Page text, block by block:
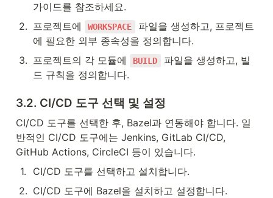
가이드를 참조하세요.
2. 프로젝트에 WORKSPACE
파일을 생성하고, 프로젝트
에 필요한 외부 종속성을 정의합니다.
3. 프로젝트의 각 모듈에 BUILD
파일을 생성하고, 빌
드 규칙을 정의합니다.
3.2. CI/CD 도구 선택 및 설정
CI/CD 도구를 선택한 후, Bazel과 연동해야 합니다. 일
반적인 CI/CD 도구에는 Jenkins, GitLab CI/CD,
GitHub Actions, CircleCI 등이 있습니다.
1.
CI/CD 도구를 선택하고 설치합니다.
2. CI/CD 도구에 Bazel을 설치하고 설정합니다.